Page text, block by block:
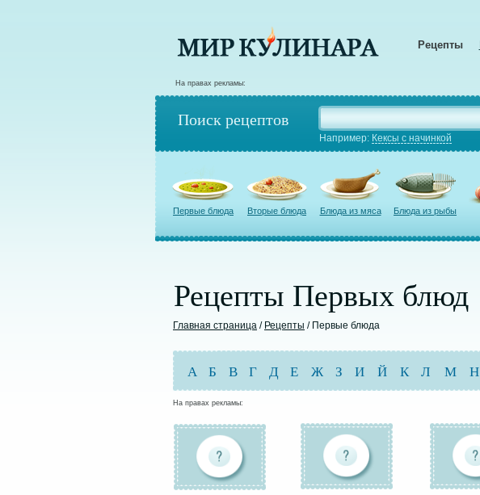
Рецепты
На правах рекламы:
Поиск рецептов
Например: Кексы с начинкой
Первые блюда Вторые блюда Блюда из мяса Блюда из рыбы
Рецепты Первых блюд
Главная страница / Рецепты / Первые блюда
А Б В Г Д Е Ж З И Й К Л М Н
На правах рекламы: